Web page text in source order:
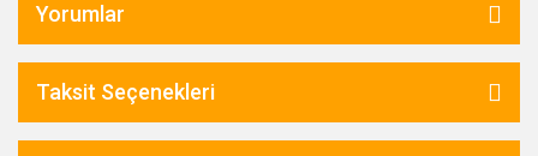
Yorumlar
Taksit Seçenekleri